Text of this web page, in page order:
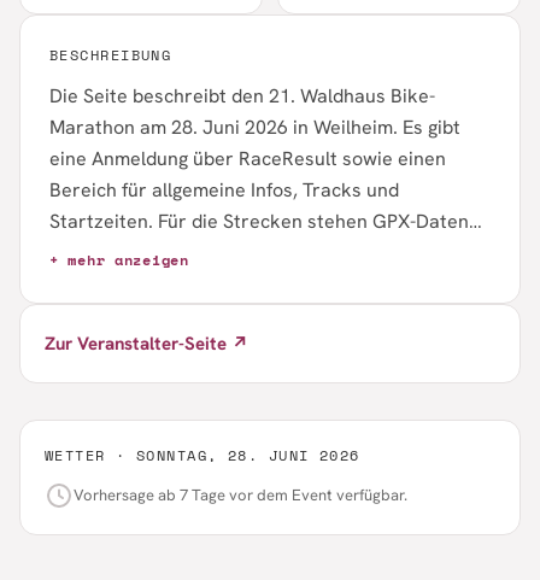
BESCHREIBUNG
Die Seite beschreibt den 21. Waldhaus Bike-
Marathon am 28. Juni 2026 in Weilheim. Es gibt
eine Anmeldung über RaceResult sowie einen
Bereich für allgemeine Infos, Tracks und
Startzeiten. Für die Strecken stehen GPX-Daten
und mehrere PDF-Downloads bereit, darunter
Mountainbiker mit unterschiedlichen
Leistungsniveaus, genaue Startzeiten sind im
+ mehr anzeigen
Zur Veranstalter-Seite ↗
WETTER · SONNTAG, 28. JUNI 2026
Vorhersage ab 7 Tage vor dem Event verfügbar.